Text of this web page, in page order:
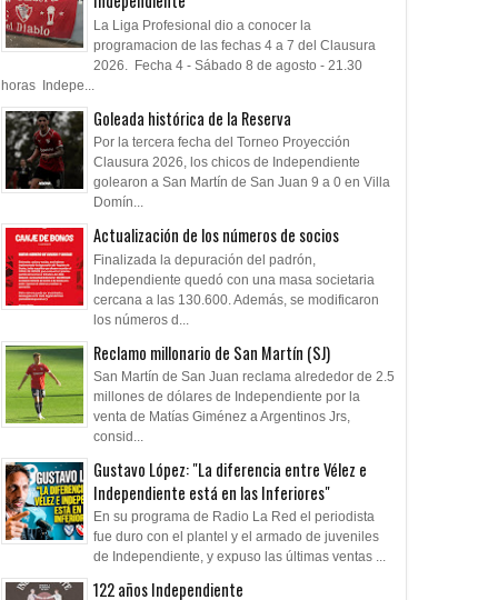
La Liga Profesional dio a conocer la
programacion de las fechas 4 a 7 del Clausura
2026. Fecha 4 - Sábado 8 de agosto - 21.30
horas Indepe...
Goleada histórica de la Reserva
Por la tercera fecha del Torneo Proyección
Clausura 2026, los chicos de Independiente
golearon a San Martín de San Juan 9 a 0 en Villa
Domín...
Actualización de los números de socios
Finalizada la depuración del padrón,
Independiente quedó con una masa societaria
cercana a las 130.600. Además, se modificaron
los números d...
Reclamo millonario de San Martín (SJ)
San Martín de San Juan reclama alrededor de 2.5
millones de dólares de Independiente por la
venta de Matías Giménez a Argentinos Jrs,
consid...
Gustavo López: "La diferencia entre Vélez e
Independiente está en las Inferiores"
En su programa de Radio La Red el periodista
fue duro con el plantel y el armado de juveniles
de Independiente, y expuso las últimas ventas ...
122 años Independiente